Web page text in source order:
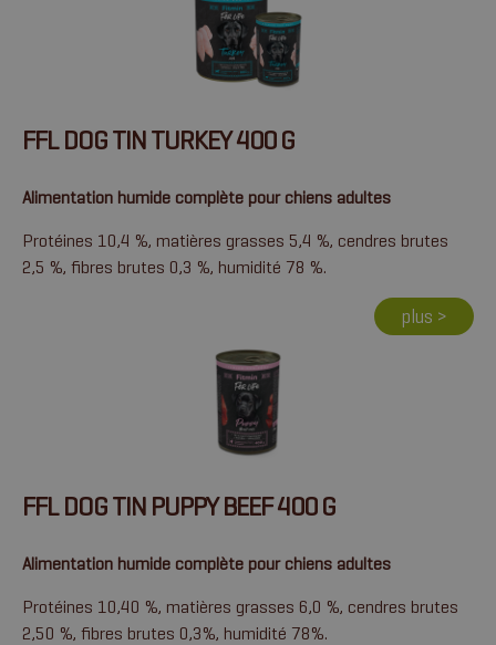
FFL DOG TIN TURKEY 400 G
Alimentation humide complète pour chiens adultes
Protéines 10,4 %, matières grasses 5,4 %, cendres brutes
2,5 %, fibres brutes 0,3 %, humidité 78 %.
plus >
FFL DOG TIN PUPPY BEEF 400 G
Alimentation humide complète pour chiens adultes
Protéines 10,40 %, matières grasses 6,0 %, cendres brutes
2,50 %, fibres brutes 0,3%, humidité 78%.